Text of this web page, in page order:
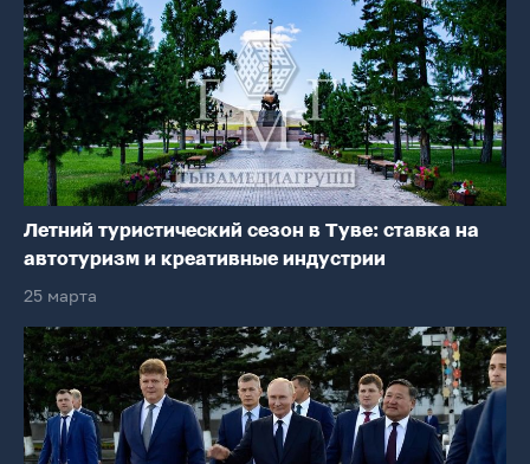
Летний туристический сезон в Туве: ставка на
автотуризм и креативные индустрии
25 марта